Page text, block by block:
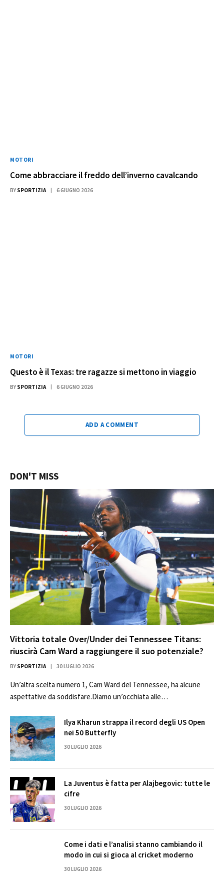
MOTORI
Come abbracciare il freddo dell’inverno cavalcando
BY SPORTIZIA 6 GIUGNO 2026
MOTORI
Questo è il Texas: tre ragazze si mettono in viaggio
BY SPORTIZIA 6 GIUGNO 2026
ADD A COMMENT
DON'T MISS
Vittoria totale Over/Under dei Tennessee Titans:
riuscirà Cam Ward a raggiungere il suo potenziale?
BY SPORTIZIA 30 LUGLIO 2026
Un’altra scelta numero 1, Cam Ward del Tennessee, ha alcune
aspettative da soddisfare.Diamo un’occhiata alle…
Ilya Kharun strappa il record degli US Open
nei 50 Butterfly
30 LUGLIO 2026
La Juventus è fatta per Alajbegovic: tutte le
cifre
30 LUGLIO 2026
Come i dati e l’analisi stanno cambiando il
modo in cui si gioca al cricket moderno
30 LUGLIO 2026